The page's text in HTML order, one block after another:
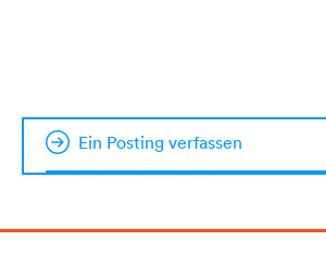
Ein Posting verfassen